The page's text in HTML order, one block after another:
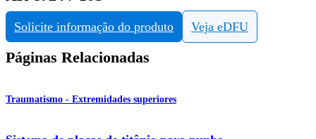
Solicite informação do produto Veja eDFU
Páginas Relacionadas
Traumatismo - Extremidades superiores